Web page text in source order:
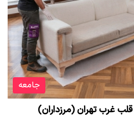
جامعه
غرب تهران (مرزداران)